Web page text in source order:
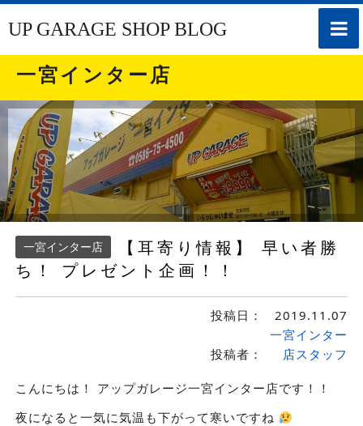
toggle
UP GARAGE SHOP BLOG
一宮インター店
一宮インター店
【耳寄り情報】 早い者勝
ち！ プレゼント企画！！
投稿日： 2019.11.07
投稿者：
一宮インター
店スタッフ
こんにちは！ アップガレージ一宮インター店です！！
夜になると一気に気温も下がって寒いですね